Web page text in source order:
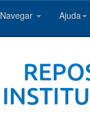
Navegar Ajuda